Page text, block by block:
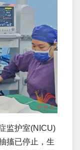
监护室(NICU)
搐已停止，生